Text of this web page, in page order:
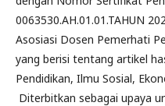
0063530.AH.01.01.TAHUN
Asosiasi Dosen Pemerhati
yang berisi tentang artikel
Pendidikan, Ilmu Sosial,
Diterbitkan sebagai upaya